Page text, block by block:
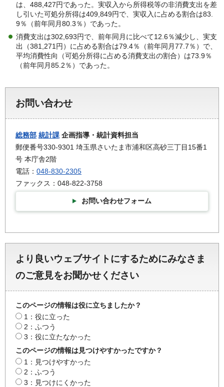
は、488,427円であった。実収入から所得税等の非消費支出を差
し引いた可処分所得は409,849円で、実収入に占める割合は83.
9％（前年同月80.3％）であった。
消費支出は302,693円で、前年同月に比べて12.6％減少し、実支
出（381,271円）に占める割合は79.4％（前年同月77.7％）で、
平均消費性向（可処分所得に占める消費支出の割合）は73.9％
（前年同月85.2％）であった。
お問い合わせ
総務部 統計課 企画指導・統計資料担当
郵便番号330-9301 埼玉県さいたま市浦和区高砂三丁目15番1
号 本庁舎2階
電話： 048-830-2305
ファックス：048-822-3758
お問い合わせフォーム
より良いウェブサイトにするためにみなさま
のご意見をお聞かせください
このページの情報は役に立ちましたか？
1：役に立った
2：ふつう
3：役に立たなかった
このページの情報は見つけやすかったですか？
1：見つけやすかった
2：ふつう
3：見つけにくかった